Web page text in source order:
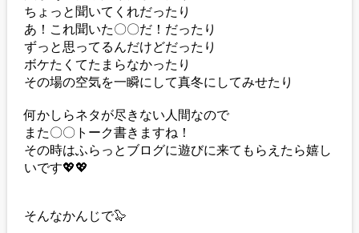
ちょっと聞いてくれだったり
あ！これ聞いた〇〇だ！だったり
ずっと思ってるんだけどだったり
ボケたくてたまらなかったり
その場の空気を一瞬にして真冬にしてみせたり
何かしらネタが尽きない人間なので
また〇〇トーク書きますね！
その時はふらっとブログに遊びに来てもらえたら嬉し
いです💖💖
そんなかんじで🦭